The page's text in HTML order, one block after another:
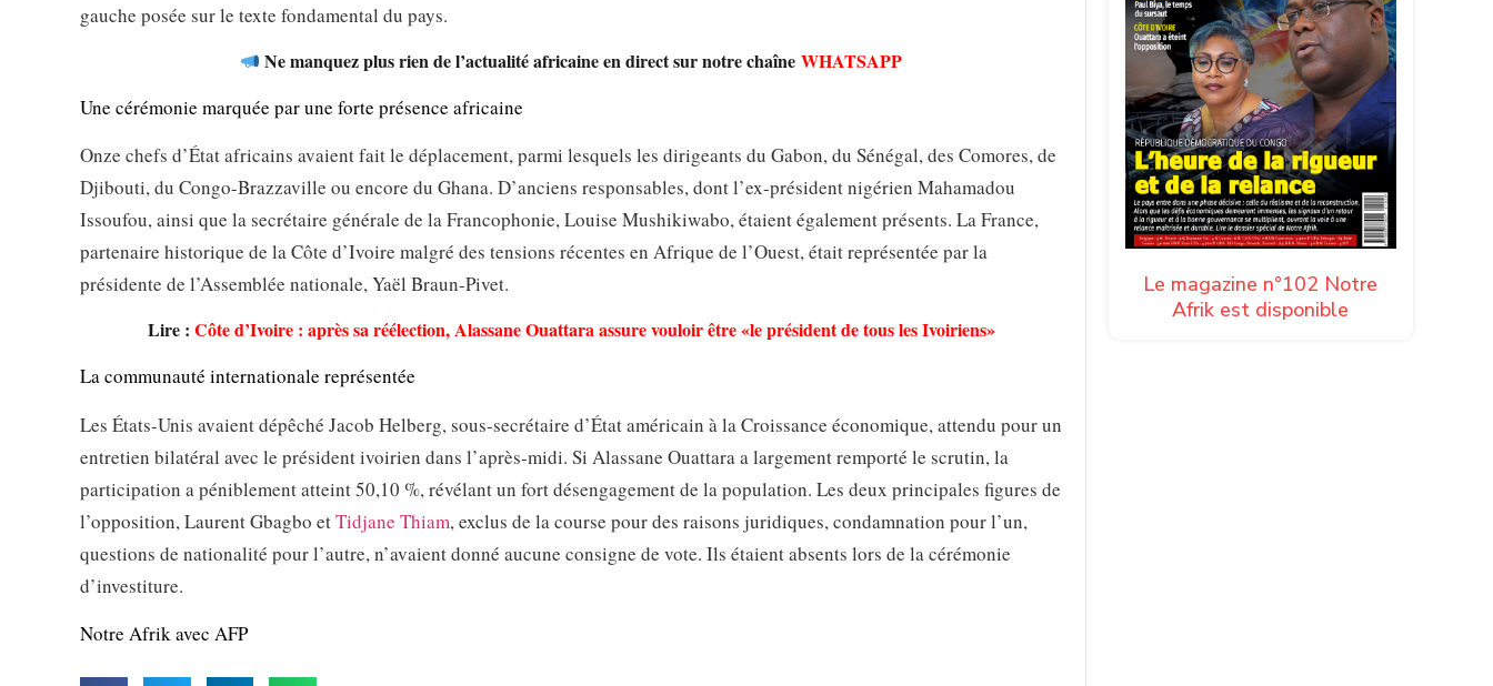
gauche posée sur le texte fondamental du pays.
Ne manquez plus rien de l’actualité africaine en direct sur notre chaîneWHATSAPP
Une cérémonie marquée par une forte présence africaine
Onze chefs d’État africains avaient fait le déplacement, parmi lesquels les dirigeants du Gabon, du Sénégal, des Comores, de
Djibouti, du Congo-Brazzaville ou encore du Ghana. D’anciens responsables, dont l’ex-président nigérien Mahamadou
Issoufou, ainsi que la secrétaire générale de la Francophonie, Louise Mushikiwabo, étaient également présents. La France,
partenaire historique de la Côte d’Ivoire malgré des tensions récentes en Afrique de l’Ouest, était représentée par la
présidente de l’Assemblée nationale, Yaël Braun-Pivet.
Lire : Côte d’Ivoire : après sa réélection, Alassane Ouattara assure vouloir être «le président de tous les Ivoiriens»
La communauté internationale représentée
Les États-Unis avaient dépêché Jacob Helberg, sous-secrétaire d’État américain à la Croissance économique, attendu pour un
entretien bilatéral avec le président ivoirien dans l’après-midi. Si Alassane Ouattara a largement remporté le scrutin, la
participation a péniblement atteint 50,10 %, révélant un fort désengagement de la population. Les deux principales figures de
l’opposition, Laurent Gbagbo etTidjane Thiam, exclus de la course pour des raisons juridiques, condamnation pour l’un,
questions de nationalité pour l’autre, n’avaient donné aucune consigne de vote. Ils étaient absents lors de la cérémonie
d’investiture.
Notre Afrik avec AFP
Le magazine n°102 Notre
Afrik est disponible